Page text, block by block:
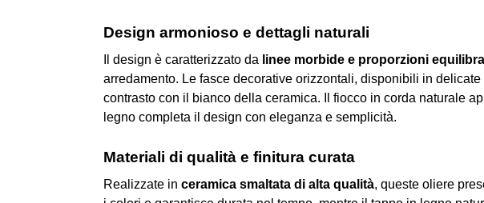
Design armonioso e dettagli naturali
Il design è caratterizzato da linee morbide e proporzioni
arredamento. Le fasce decorative orizzontali, disponibili in
contrasto con il bianco della ceramica. Il fiocco in corda naturale
legno completa il design con eleganza e semplicità.
Materiali di qualità e finitura curata
Realizzate in ceramica smaltata di alta qualità, queste oliere